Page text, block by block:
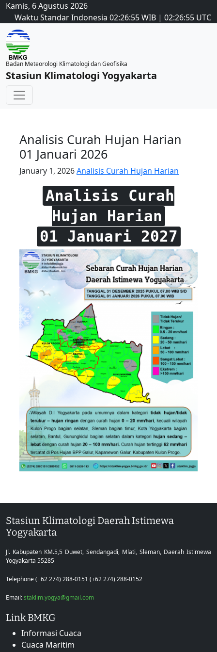
Kamis, 6 Agustus 2026
Waktu Standar Indonesia 02:26:56WIB | 02:26:56 UTC
Badan Meteorologi Klimatologi dan Geofisika
Stasiun Klimatologi Yogyakarta
Analisis Curah Hujan Harian
01 Januari 2026
January 1, 2026Analisis Curah Hujan Harian
Analisis Curah
Hujan Harian
01 Januari 2027
Stasiun Klimatologi Daerah Istimewa
Yogyakarta
Jl. Kabupaten KM.5,5 Duwet, Sendangadi, Mlati, Sleman, Daerah Istimewa
Yogyakarta 55285
Telephone (+62 274) 288-0151 (+62 274) 288-0152
Email:staklim.yogya@gmail.com
Link BMKG
Informasi Cuaca
Cuaca Maritim